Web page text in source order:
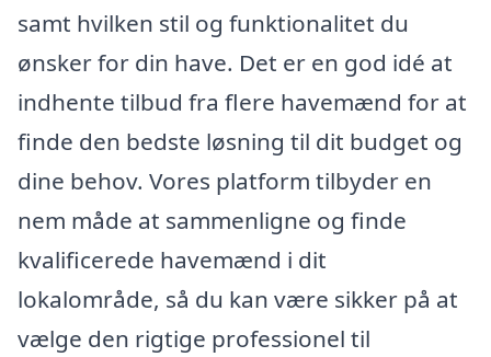
samt hvilken stil og funktionalitet du
ønsker for din have. Det er en god idé at
indhente tilbud fra flere havemænd for at
finde den bedste løsning til dit budget og
dine behov. Vores platform tilbyder en
nem måde at sammenligne og finde
kvalificerede havemænd i dit
lokalområde, så du kan være sikker på at
vælge den rigtige professionel til